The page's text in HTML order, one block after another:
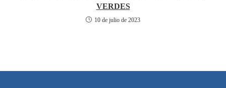
VERDES
10 de julio de 2023